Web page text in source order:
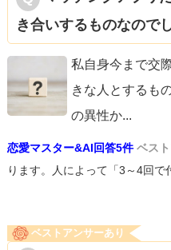
き合いするものなので
私自身今まで交
きな人とするも
の異性か...
恋愛マスター&AI回答5件 ベス
ります。人によって「3～4回で
ベストアンサーあり